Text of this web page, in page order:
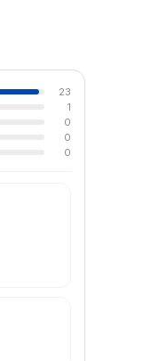
23
1
0
0
0